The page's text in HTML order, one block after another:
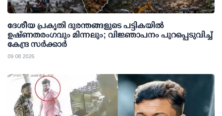
ദേശീയ പ്രകൃതി ദുരന്തങ്ങളുടെ പട്ടികയില്‍
ഉഷ്ണതരംഗവും മിന്നലും; വിജ്ഞാപനം പുറപ്പെടുവിച്ച്
കേന്ദ്ര സര്‍ക്കാര്‍
09 08 2026